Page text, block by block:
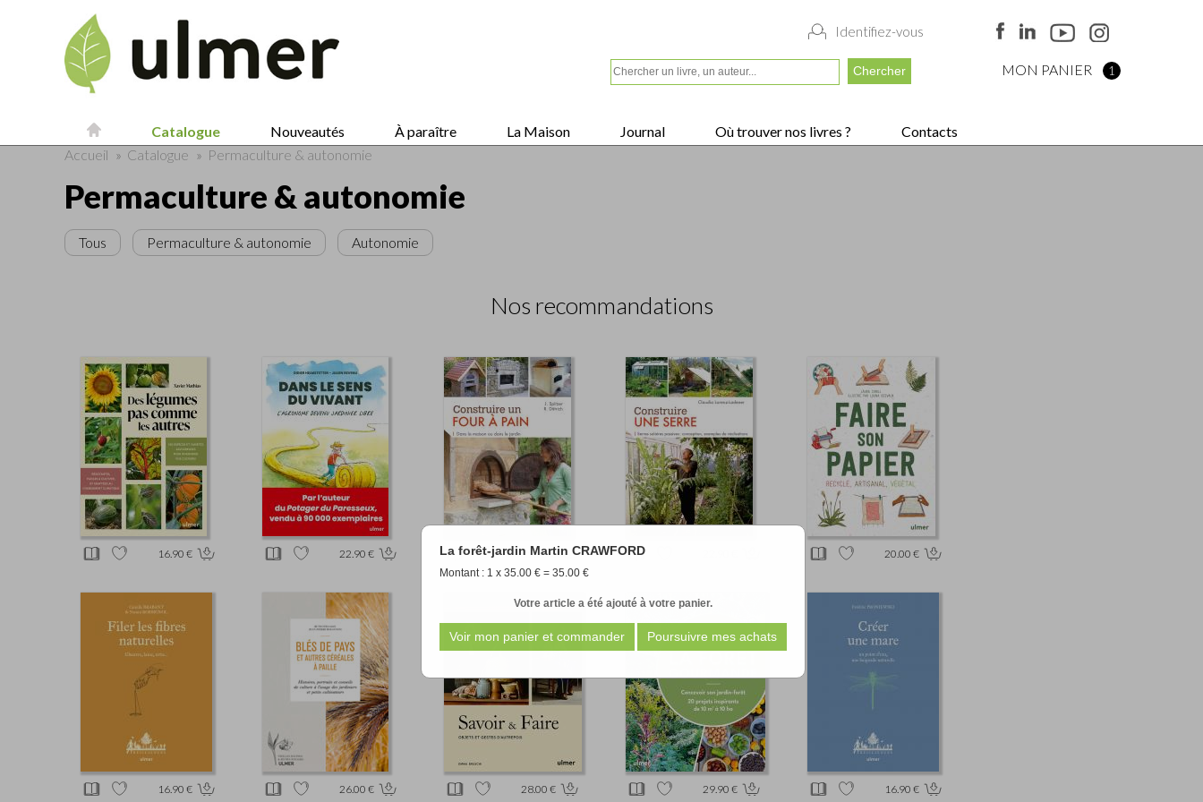
La forêt-jardin Martin CRAWFORD
Montant : 1 x 35.00 € = 35.00 €
Votre article a été ajouté à votre panier.
Identifiez-vous
MON PANIER 1
Catalogue Nouveautés À paraître La Maison Journal Où trouver nos livres ?
Contacts
Accueil » Catalogue » Permaculture & autonomie
Permaculture & autonomie
Tous Permaculture & autonomie Autonomie
Nos recommandations
16.90 € 22.90 € 19.90 € 20.00 €
16.90 € 26.00 € 28.00 € 29.90 € 16.90 €